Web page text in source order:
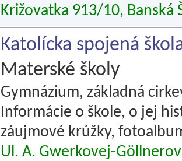
Križovatka 913/10, Banská
Katolícka spojená
Materské školy
Gymnázium, základná
Informácie o škole, o jej
záujmové krúžky,
Ul. A. Gwerkovej-